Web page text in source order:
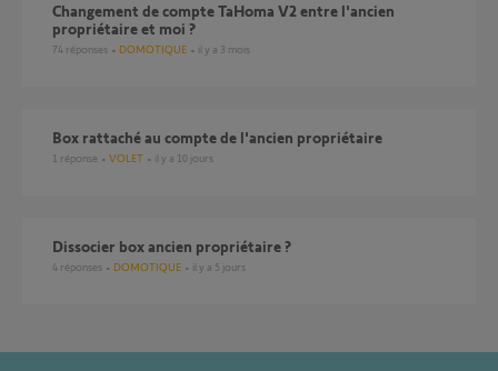
Changement de compte TaHoma V2 entre l'ancien
propriétaire et moi ?
74 réponses DOMOTIQUE il y a 3 mois
Box rattaché au compte de l'ancien propriétaire
1 réponse VOLET il y a 10 jours
Dissocier box ancien propriétaire ?
4 réponses DOMOTIQUE il y a 5 jours